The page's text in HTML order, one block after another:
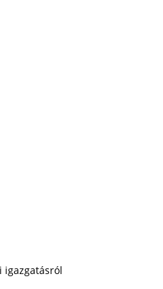
igazgatásról